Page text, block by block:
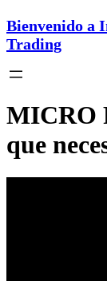
Bienvenido a
Trading
MICRO
que